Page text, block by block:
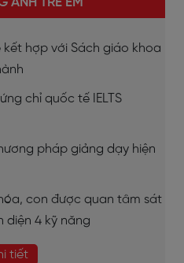
hợp với Sách giáo khoa
chỉ quốc tế IELTS
pháp giảng dạy hiện
con được quan tâm sát
diện 4 kỹ năng
tiết